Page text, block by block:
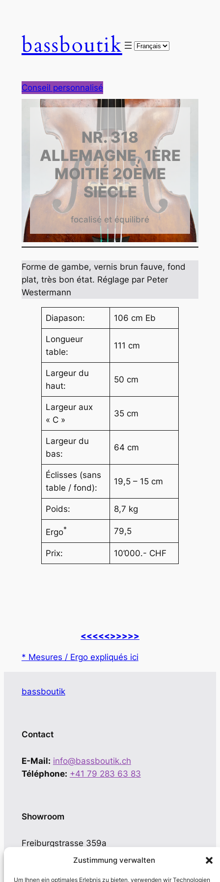
Zustimmung verwalten
Um Ihnen ein optimales Erlebnis zu bieten, verwenden wir Technologien
bassboutik
Choose
Conseil personnalisé
NR. 318
ALLEMAGNE, 1ÈRE
MOITIÉ 20ÈME
SIÈCLE
focalisé et équilibré
Forme de gambe, vernis brun fauve, fond
plat, très bon état. Réglage par Peter
Westermann
Diapason: 106 cm Eb
Longueur
table:
111 cm
Largeur du
haut:
50 cm
Largeur aux
« C »
35 cm
Largeur du
bas:
64 cm
Éclisses (sans
table / fond):
19,5 – 15 cm
Poids: 8,7 kg
Ergo* 79,5
Prix: 10’000.- CHF
<<<<<>>>>>
* Mesures / Ergo expliqués ici
bassboutik
Contact
E-Mail: info@bassboutik.ch
Téléphone: +41 79 283 63 83
Showroom
Freiburgstrasse 359a
CH-3018 Bern-Bümpliz